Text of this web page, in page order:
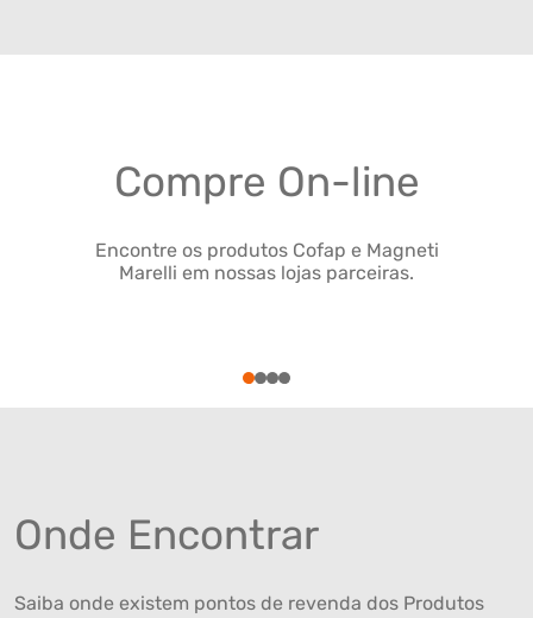
Compre On-line
Encontre os produtos Cofap e Magneti
Marelli em nossas lojas parceiras.
1234
Onde Encontrar
Saiba onde existem pontos de revenda dos Produtos